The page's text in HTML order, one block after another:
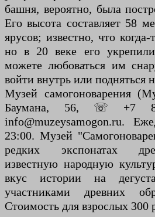
башня, вероятно, была
Его высота составляет 58
ярусов; известно, что
но в 20 веке его
можете любоваться им
войти внутрь или подняться
Музей самогоноварения
Баумана, 56, ☏ +7
info@muzeysamogon.ru.
23:00. Музей
редких экспонатах
известную народную
вкус истории на
участниками древних
Стоимость для взрослых 300